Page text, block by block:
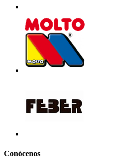
Conócenos